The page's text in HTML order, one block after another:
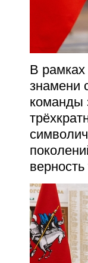
В рамках
знамени
команды